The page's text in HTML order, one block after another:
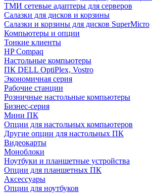
ТМИ сетевые адаптеры для серверов
Салазки для дисков и корзины
Салазки и корзины для дисков SuperMicro
Компьютеры и опции
Тонкие клиенты
HP Compaq
Настольные компьютеры
ПК DELL OptiPlex, Vostro
Экономичная серия
Рабочие станции
Розничные настольные компьютеры
Бизнес-серия
Мини ПК
Опции для настольных компьютеров
Другие опции для настольных ПК
Видеокарты
Моноблоки
Ноутбуки и планшетные устройства
Опции для планшетных ПК
Аксессуары
Опции для ноутбуков